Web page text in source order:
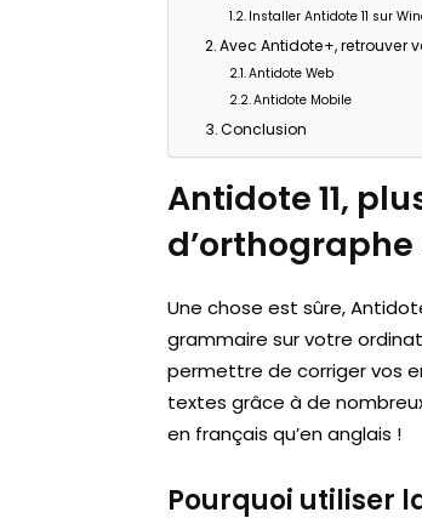
Installer Antidote 11 sur
Avec Antidote+, retrouver
Antidote Web
Antidote Mobile
Conclusion
Antidote 11,
Une chose est sûre,
grammaire sur votre
permettre de corriger vos
textes grâce à de
en français qu’en anglais !
Pourquoi utiliser